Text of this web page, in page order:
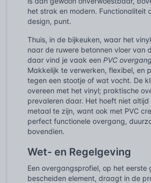
het strak en modern. Functionaliteit
design, punt.
Thuis, in de bijkeuken, waar het
naar de ruwere betonnen vloer van
daar vind je vaak een PVC
Makkelijk te verwerken, flexibel, en
tegen een stootje of wat vocht. De
overeen met het vinyl; praktische
prevaleren daar. Het hoeft niet altijd
metaal te zijn, want ook met PVC
perfect functionele overgang,
bovendien.
Wet- en Regelgeving
Een overgangsprofiel, op het eerste
bescheiden element, draagt in de